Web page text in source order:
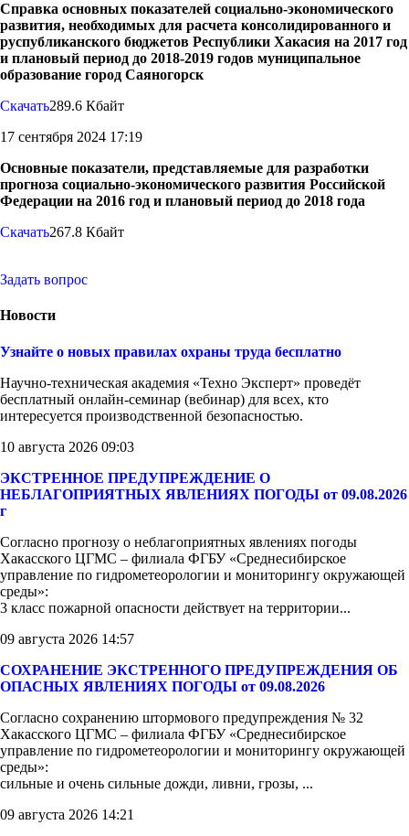
Справка основных показателей социально-экономического
развития, необходимых для расчета консолидированного и
руспубликанского бюджетов Республики Хакасия на 2017 год
и плановый период до 2018-2019 годов муниципальное
образование город Саяногорск
Скачать289.6 Кбайт
17 сентября 2024 17:19
Основные показатели, представляемые для разработки
прогноза социально-экономического развития Российской
Федерации на 2016 год и плановый период до 2018 года
Скачать267.8 Кбайт
Задать вопрос
Новости
Узнайте о новых правилах охраны труда бесплатно
Научно-техническая академия «Техно Эксперт» проведёт
бесплатный онлайн-семинар (вебинар) для всех, кто
интересуется производственной безопасностью.
10 августа 2026 09:03
ЭКСТРЕННОЕ ПРЕДУПРЕЖДЕНИЕ О
НЕБЛАГОПРИЯТНЫХ ЯВЛЕНИЯХ ПОГОДЫ от 09.08.2026
г
Согласно прогнозу о неблагоприятных явлениях погоды
Хакасского ЦГМС – филиала ФГБУ «Среднесибирское
управление по гидрометеорологии и мониторингу окружающей
среды»:
3 класс пожарной опасности действует на территории...
09 августа 2026 14:57
СОХРАНЕНИЕ ЭКСТРЕННОГО ПРЕДУПРЕЖДЕНИЯ ОБ
ОПАСНЫХ ЯВЛЕНИЯХ ПОГОДЫ от 09.08.2026
Согласно сохранению штормового предупреждения № 32
Хакасского ЦГМС – филиала ФГБУ «Среднесибирское
управление по гидрометеорологии и мониторингу окружающей
среды»:
сильные и очень сильные дожди, ливни, грозы, ...
09 августа 2026 14:21